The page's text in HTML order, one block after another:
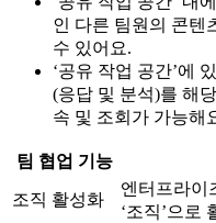
인 다른 팀원의 콘텐
수 있어요.
‘공유 작업 공간’에
(응답 및 분석)를 해
속 및 조회가 가능해
팀 협업 기능
조직 활성화
엔터프라이
‘조직’으로